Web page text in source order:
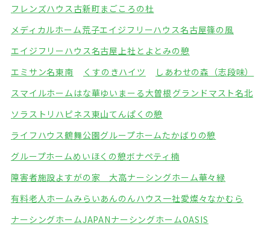
フレンズハウス古新町まごころの杜
メディカルホーム荒子エイジフリーハウス名古屋篠の風
エイジフリーハウス名古屋上社 とよとみの憩
エミサン名東南
くすのきハイツ
しあわせの森（志段味）
スマイルホームはな華ゆいまーる大曽根 グランドマスト名北
ソラストリハピネス東山てんぱくの憩
ライフハウス鶴舞公園グループホームたかばりの憩
グループホームめいほくの憩ボナペティ楠
障害者施設よすがの家 大高ナーシングホーム華々緑
有料老人ホームみらいあんのんハウス一社愛燦々なかむら
ナーシングホームJAPANナーシングホームOASIS